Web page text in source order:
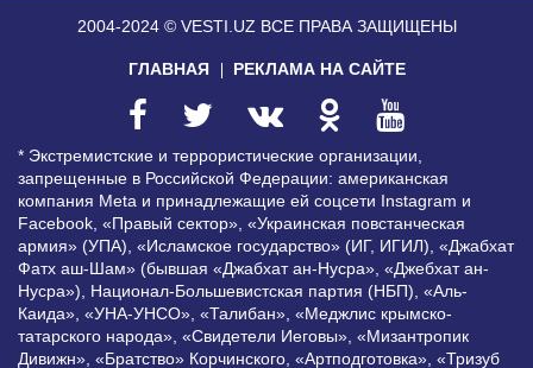
2004-2024 © VESTI.UZ ВСЕ ПРАВА ЗАЩИЩЕНЫ
ГЛАВНАЯ РЕКЛАМА НА САЙТЕ
* Экстремистские и террористические организации,
запрещенные в Российской Федерации: американская
компания Meta и принадлежащие ей соцсети Instagram и
Facebook, «Правый сектор», «Украинская повстанческая
армия» (УПА), «Исламское государство» (ИГ, ИГИЛ), «Джабхат
Фатх аш-Шам» (бывшая «Джабхат ан-Нусра», «Джебхат ан-
Нусра»), Национал-Большевистская партия (НБП), «Аль-
Каида», «УНА-УНСО», «Талибан», «Меджлис крымско-
татарского народа», «Свидетели Иеговы», «Мизантропик
Дивижн», «Братство» Корчинского, «Артподготовка», «Тризуб